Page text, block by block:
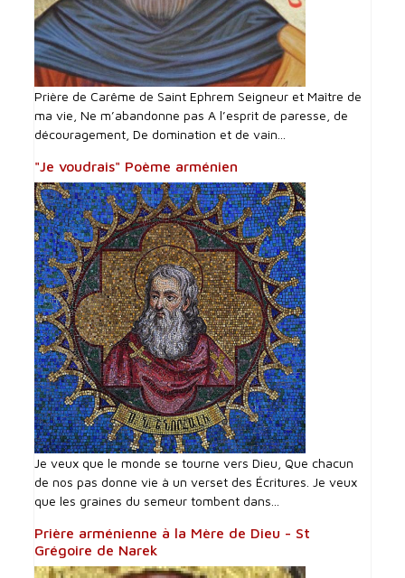
Prière de Carême de Saint Ephrem Seigneur et Maître de
ma vie, Ne m’abandonne pas A l’esprit de paresse, de
découragement, De domination et de vain...
"Je voudrais" Poème arménien
Je veux que le monde se tourne vers Dieu, Que chacun
de nos pas donne vie à un verset des Écritures. Je veux
que les graines du semeur tombent dans...
Prière arménienne à la Mère de Dieu - St
Grégoire de Narek